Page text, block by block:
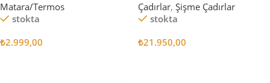
Matara/Termos
stokta
₺2.999,00
Çadırlar, Şişme Çadırlar
stokta
₺21.950,00